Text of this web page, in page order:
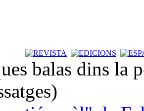
balas dins la